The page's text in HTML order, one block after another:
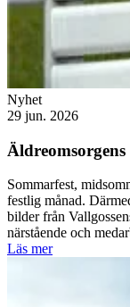
Nyhet
29 jun. 2026
Sommarfest,
festlig månad.
bilder från
närstående och
Läs mer